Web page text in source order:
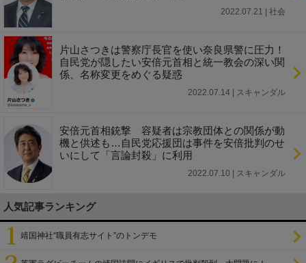
2022.07.21 | 社会
片山さつきは警察庁長官を使い奈良県警に圧力！
自民党が隠したい安倍元首相と統一教会の深い関
係、名称変更をめぐる疑惑
2022.07.14 | スキャンダル
安倍元首相銃撃 容疑者は宗教団体との関係が動
機と供述も…自民党応援団は事件を安倍批判のせ
いにして「言論封殺」に利用
2022.07.10 | スキャンダル
人気記事ランキング
靖国神社“職員有志サイト”のトンデモ